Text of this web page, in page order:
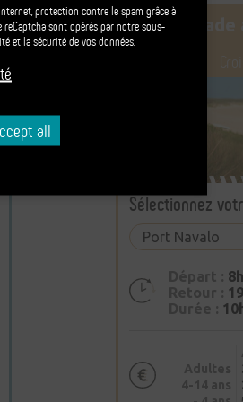
Escapade
Sélectionnez
Départ :
Retour :
Durée :
Adultes
4-14 ans
| © Openstreetmap France | © OpenStreetMap
protection contre le spam grâce à
reCaptcha sont opérés par notre sous-
et la sécurité de vos données.
all